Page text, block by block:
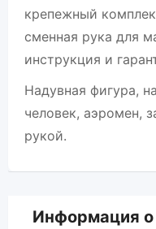
крепежный
сменная рука для
инструкция и
Надувная фигура,
человек, аэромен,
рукой.
Информация